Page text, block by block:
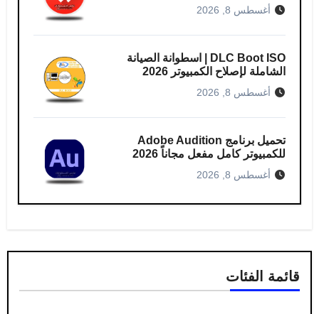
أغسطس 8, 2026
DLC Boot ISO | اسطوانة الصيانة
الشاملة لإصلاح الكمبيوتر 2026
أغسطس 8, 2026
تحميل برنامج Adobe Audition
للكمبيوتر كامل مفعل مجاناً 2026
أغسطس 8, 2026
قائمة الفئات